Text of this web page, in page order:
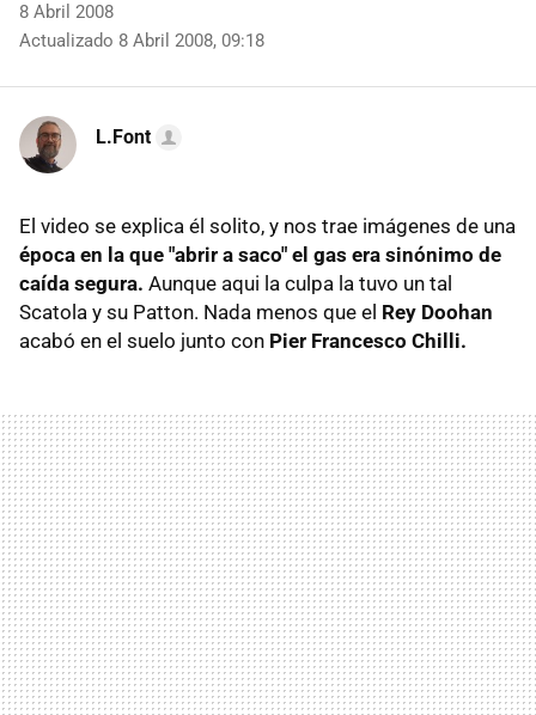
8 Abril 2008
Actualizado 8 Abril 2008, 09:18
L.Font
El video se explica él solito, y nos trae imágenes de una
época en la que "abrir a saco" el gas era sinónimo de
caída segura. Aunque aqui la culpa la tuvo un tal
Scatola y su Patton. Nada menos que el Rey Doohan
acabó en el suelo junto con Pier Francesco Chilli.